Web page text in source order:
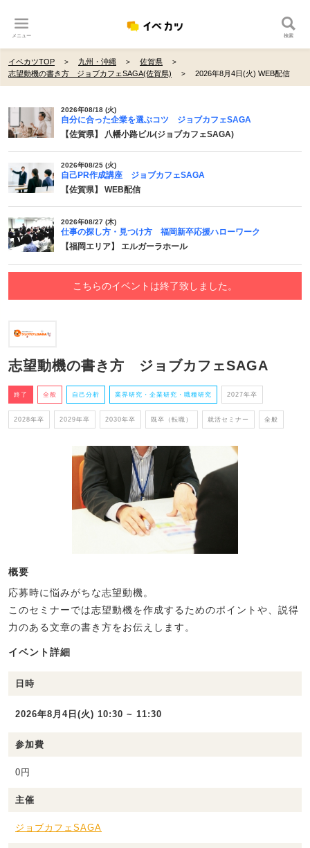
メニュー 検索
イベカツTOP 九州・沖縄
佐賀県
志望動機の書き方 ジョブカフェSAGA(佐賀県)
2026年8月4日(火) WEB配信
2026年08/18 (火)
自分に合った企業を選ぶコツ ジョブカフェSAGA
【佐賀県】 八幡小路ビル(ジョブカフェSAGA)
2026年08/25 (火)
自己PR作成講座 ジョブカフェSAGA
【佐賀県】 WEB配信
2026年08/27 (木)
仕事の探し方・見つけ方 福岡新卒応援ハローワーク
【福岡エリア】 エルガーラホール
こちらのイベントは終了致しました。
志望動機の書き方 ジョブカフェSAGA
終了 全般 自己分析 業界研究・企業研究・職種研究 2027年卒
2028年卒 2029年卒 2030年卒 既卒（転職） 就活セミナー 全般
概要
応募時に悩みがちな志望動機。
このセミナーでは志望動機を作成するためのポイントや、説得
力のある文章の書き方をお伝えします。
イベント詳細
日時
2026年8月4日(火) 10:30 ~ 11:30
参加費
0円
主催
ジョブカフェSAGA